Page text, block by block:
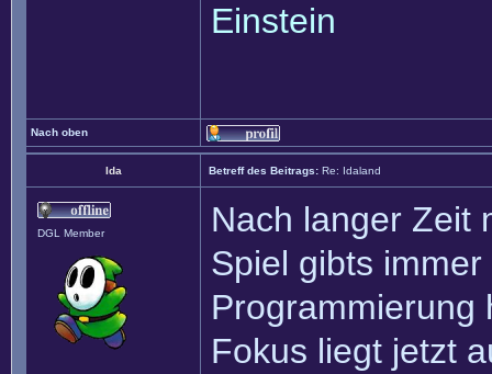
Einstein
Nach oben
Ida Betreff des Beitrags: Re: Idaland
DGL Member
Nach langer Zeit
Spiel gibts
Programmierung
Fokus liegt jetzt